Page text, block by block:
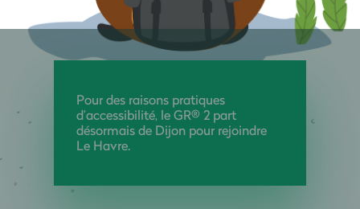
Pour des raisons pratiques
d’accessibilité, le GR® 2 part
désormais de Dijon pour rejoindre
Le Havre.